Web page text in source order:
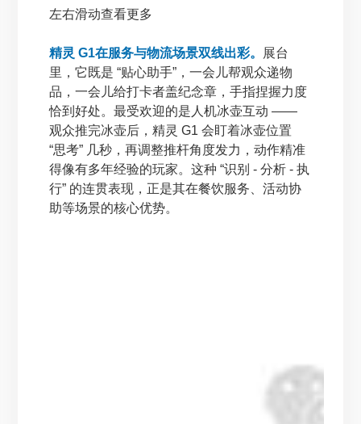
左右滑动查看更多
精灵 G1在服务与物流场景双线出彩。
展台
里，它既是 “贴心助手”，一会儿帮观众递物
品，一会儿给打卡者盖纪念章，手指捏握力度
恰到好处。最受欢迎的是人机冰壶互动 ——
观众推完冰壶后，精灵 G1 会盯着冰壶位置
“思考” 几秒，再调整推杆角度发力，动作精准
得像有多年经验的玩家。这种 “识别 - 分析 - 执
行” 的连贯表现，正是其在餐饮服务、活动协
助等场景的核心优势。